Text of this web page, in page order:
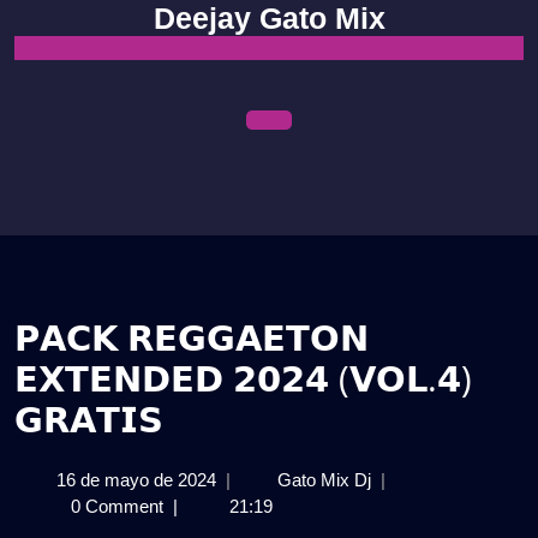
content
Deejay Gato Mix
𝗣𝗔𝗖𝗞 𝗥𝗘𝗚𝗚𝗔𝗘𝗧𝗢𝗡
𝗘𝗫𝗧𝗘𝗡𝗗𝗘𝗗 𝟮𝟬𝟮𝟰 (𝗩𝗢𝗟.𝟰)
𝗚𝗥𝗔𝗧𝗜𝗦
16 de mayo de 202416
de
| Gato Mix Dj𝗣𝗔𝗖𝗞
|
0 Comment | 21:19